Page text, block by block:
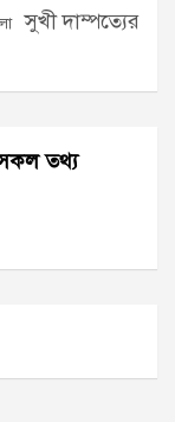
সুখী দাম্পত্যের
সকল তথ্য